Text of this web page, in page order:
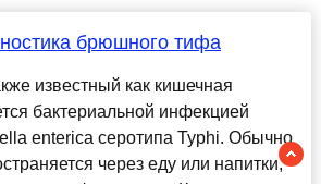
брюшного тифа
известный как кишечная
бактериальной инфекцией
enterica серотипа Typhi. Обычно
через еду или напитки,